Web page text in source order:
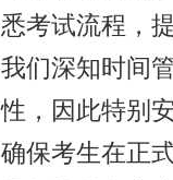
悉考试流程，
我们深知时间
性，因此特别
确保考生在正